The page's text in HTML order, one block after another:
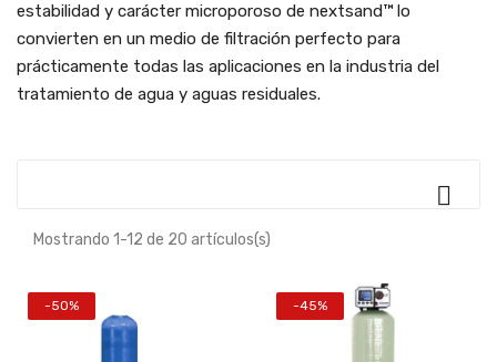
estabilidad y carácter microporoso de nextsand™ lo
convierten en un medio de filtración perfecto para
prácticamente todas las aplicaciones en la industria del
tratamiento de agua y aguas residuales.

Mostrando 1-12 de 20 artículos(s)
-50% -45%